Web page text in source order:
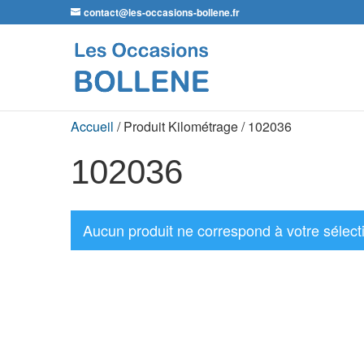
contact@les-occasions-bollene.fr
Accueil / Produit Kilométrage / 102036
102036
Aucun produit ne correspond à votre